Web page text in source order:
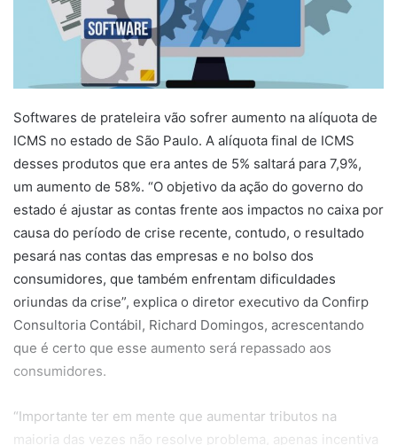
Softwares de prateleira vão sofrer aumento na alíquota de
ICMS no estado de São Paulo. A alíquota final de ICMS
desses produtos que era antes de 5% saltará para 7,9%,
um aumento de 58%. “O objetivo da ação do governo do
estado é ajustar as contas frente aos impactos no caixa por
causa do período de crise recente, contudo, o resultado
pesará nas contas das empresas e no bolso dos
consumidores, que também enfrentam dificuldades
oriundas da crise”, explica o diretor executivo da Confirp
Consultoria Contábil, Richard Domingos, acrescentando
que é certo que esse aumento será repassado aos
consumidores.
“Importante ter em mente que aumentar tributos na
maioria das vezes não resolve problema, apenas incentiva